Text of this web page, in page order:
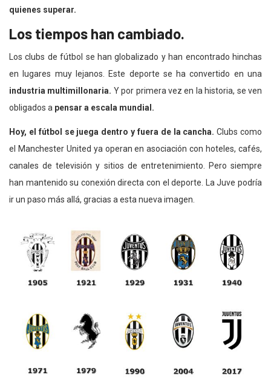
quienes superar.
Los tiempos han cambiado.
Los clubs de fútbol se han globalizado y han encontrado hinchas
en lugares muy lejanos. Este deporte se ha convertido en una
industria multimillonaria. Y por primera vez en la historia, se ven
obligados a pensar a escala mundial.
Hoy, el fútbol se juega dentro y fuera de la cancha. Clubs como
el Manchester United ya operan en asociación con hoteles, cafés,
canales de televisión y sitios de entretenimiento. Pero siempre
han mantenido su conexión directa con el deporte. La Juve podría
ir un paso más allá, gracias a esta nueva imagen.